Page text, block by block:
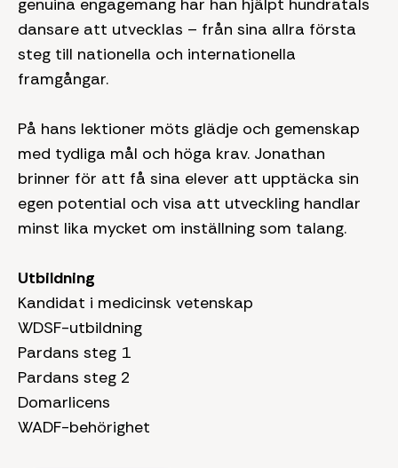
genuina engagemang har han hjälpt hundratals
dansare att utvecklas – från sina allra första
steg till nationella och internationella
framgångar.
På hans lektioner möts glädje och gemenskap
med tydliga mål och höga krav. Jonathan
brinner för att få sina elever att upptäcka sin
egen potential och visa att utveckling handlar
minst lika mycket om inställning som talang.
Utbildning
Kandidat i medicinsk vetenskap
WDSF-utbildning
Pardans steg 1
Pardans steg 2
Domarlicens
WADF-behörighet